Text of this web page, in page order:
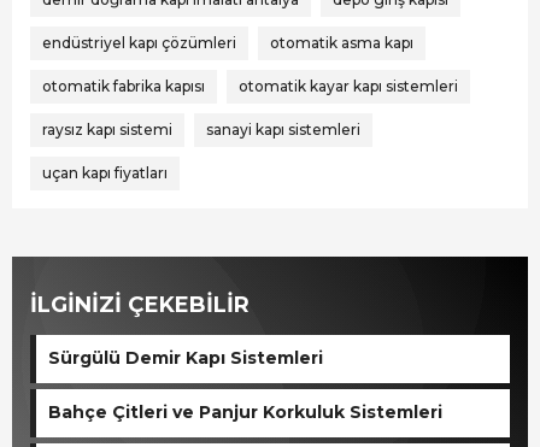
endüstriyel kapı çözümleri otomatik asma kapı
otomatik fabrika kapısı otomatik kayar kapı sistemleri
raysız kapı sistemi sanayi kapı sistemleri
uçan kapı fiyatları
İLGİNİZİ ÇEKEBİLİR
Sürgülü Demir Kapı Sistemleri
Bahçe Çitleri ve Panjur Korkuluk Sistemleri